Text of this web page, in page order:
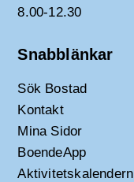
8.00-12.30
Snabblänkar
Sök Bostad
Kontakt
Mina Sidor
BoendeApp
Aktivitetskalendern